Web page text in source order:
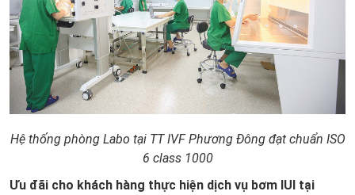
Hệ thống phòng Labo tại TT IVF Phương Đông đạt chuẩn ISO
6 class 1000
Ưu đãi cho khách hàng thực hiện dịch vụ bơm IUI tại